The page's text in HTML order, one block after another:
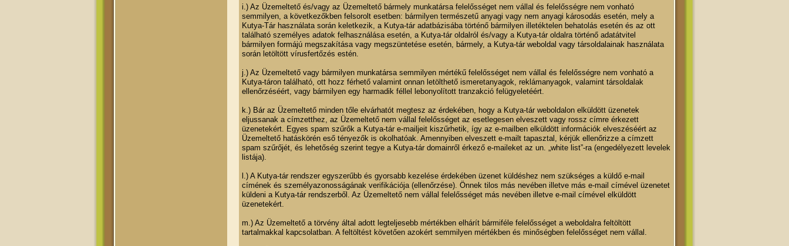
i.) Az Üzemeltető és/vagy az Üzemeltető bármely munkatársa felelősséget nem vállal és felelősségre nem vonható
semmilyen, a következőkben felsorolt esetben: bármilyen természetű anyagi vagy nem anyagi károsodás esetén, mely a
Kutya-Tár használata során keletkezik, a Kutya-tár adatbázisába történő bármilyen illetéktelen behatolás esetén és az ott
található személyes adatok felhasználása esetén, a Kutya-tár oldalról és/vagy a Kutya-tár oldalra történő adatátvitel
bármilyen formájú megszakítása vagy megszüntetése esetén, bármely, a Kutya-tár weboldal vagy társoldalainak használata
során letöltött vírusfertőzés estén.
j.) Az Üzemeltető vagy bármilyen munkatársa semmilyen mértékű felelősséget nem vállal és felelősségre nem vonható a
Kutya-táron található, ott hozz férhető valamint onnan letölthető ismeretanyagok, reklámanyagok, valamint társoldalak
ellenőrzéséért, vagy bármilyen egy harmadik féllel lebonyolított tranzakció felügyeletéért.
k.) Bár az Üzemeltető minden tőle elvárhatót megtesz az érdekében, hogy a Kutya-tár weboldalon elküldött üzenetek
eljussanak a címzetthez, az Üzemeltető nem vállal felelősséget az esetlegesen elveszett vagy rossz címre érkezett
üzenetekért. Egyes spam szűrők a Kutya-tár e-mailjeit kiszűrhetik, így az e-mailben elküldött információk elveszéséért az
Üzemeltető hatáskörén eső tényezők is okolhatóak. Amennyiben elveszett e-mailt tapasztal, kérjük ellenőrizze a címzett
spam szűrőjét, és lehetőség szerint tegye a Kutya-tár domainről érkező e-maileket az un. „white list”-ra (engedélyezett levelek
listája).
l.) A Kutya-tár rendszer egyszerűbb és gyorsabb kezelése érdekében üzenet küldéshez nem szükséges a küldő e-mail
címének és személyazonosságának verifikációja (ellenőrzése). Önnek tilos más nevében illetve más e-mail címével üzenetet
küldeni a Kutya-tár rendszerből. Az Üzemeltető nem vállal felelősséget más nevében illetve e-mail címével elküldött
üzenetekért.
m.) Az Üzemeltető a törvény által adott legteljesebb mértékben elhárít bármiféle felelősséget a weboldalra feltöltött
tartalmakkal kapcsolatban. A feltöltést követően azokért semmilyen mértékben és minőségben felelősséget nem vállal.